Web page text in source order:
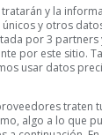
los
ejemplo), la
en cualquier
y la
y otros
por 3
por este sitio.
usar datos
traten
algo a lo que